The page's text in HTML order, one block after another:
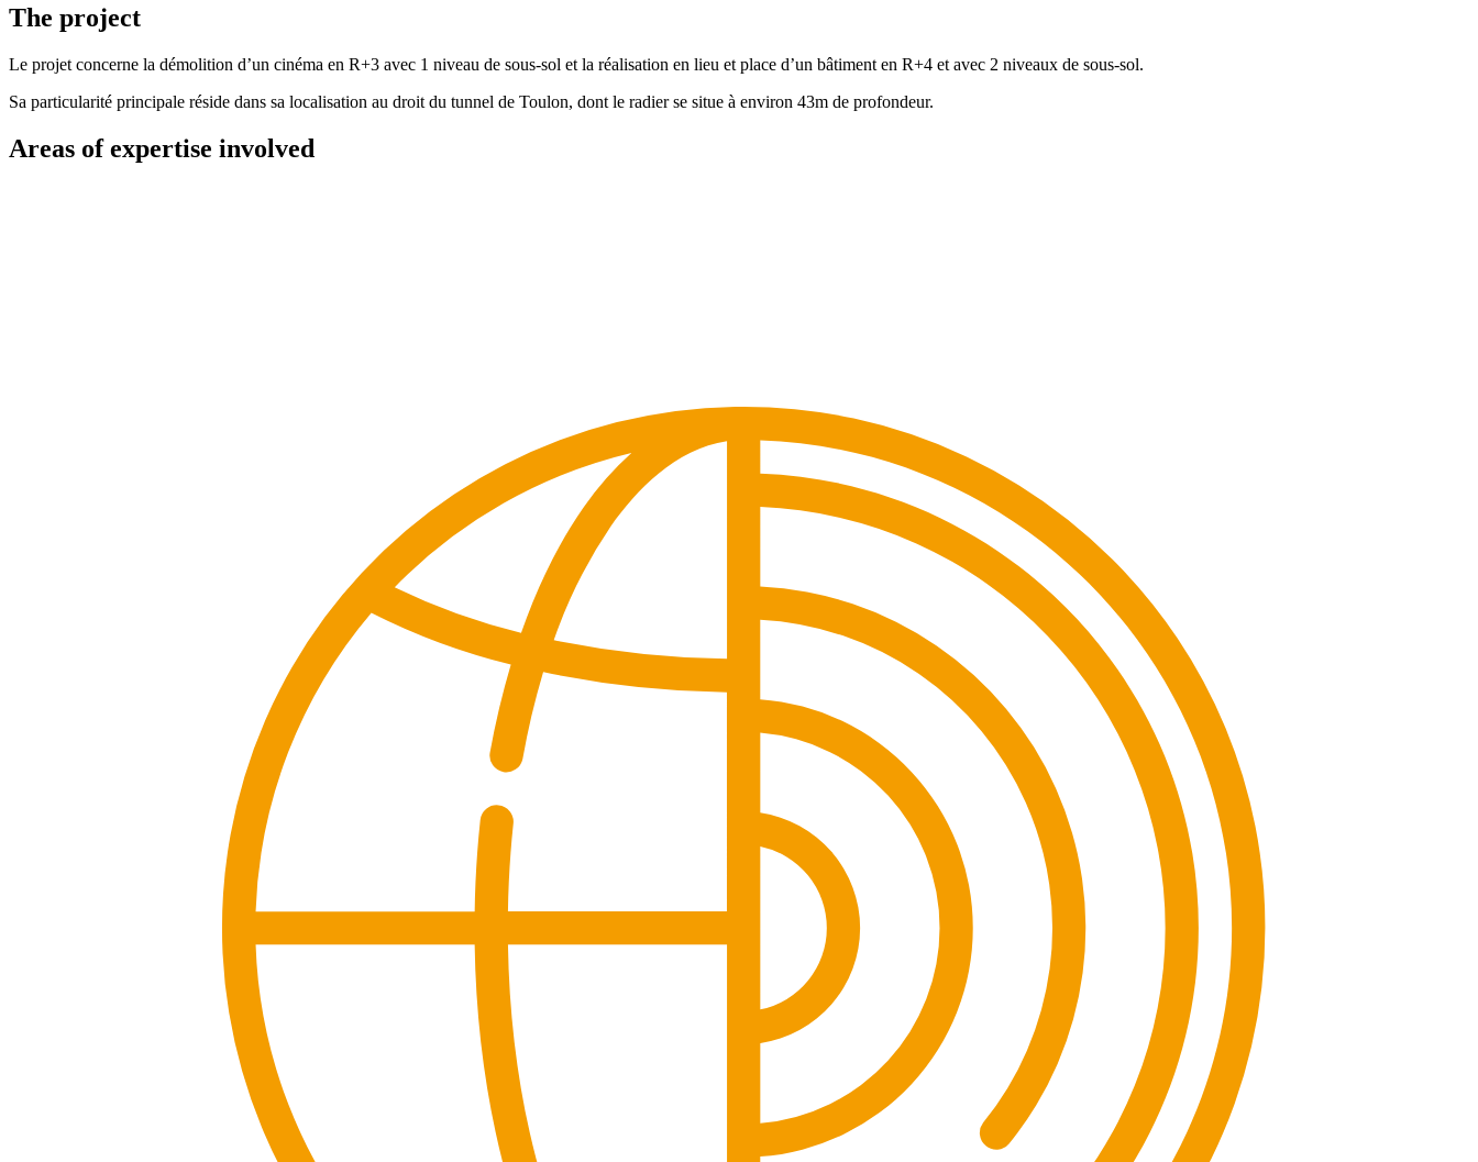
The project
Le projet concerne la démolition d’un cinéma en R+3 avec 1 niveau de sous-sol et la réalisation en lieu et place d’un bâtiment en R+4 et avec 2 niveaux de sous-sol.
Sa particularité principale réside dans sa localisation au droit du tunnel de Toulon, dont le radier se situe à environ 43m de profondeur.
Areas of expertise involved